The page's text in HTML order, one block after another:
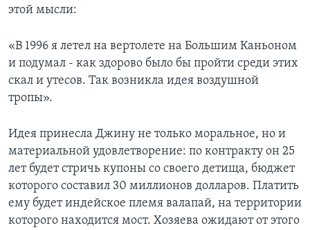
этой мысли:
«В 1996 я летел на вертолете на Большим Каньоном
и подумал - как здорово было бы пройти среди этих
скал и утесов. Так возникла идея воздушной
тропы».
Идея принесла Джину не только моральное, но и
материальной удовлетворение: по контракту он 25
лет будет стричь купоны со своего детища, бюджет
которого составил 30 миллионов долларов. Платить
ему будет индейское племя валапай, на территории
которого находится мост. Хозяева ожидают от этого